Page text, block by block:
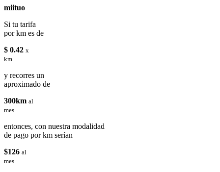
miituo
Si tu tarifa
por km es de
$ 0.42 x
km
y recorres un
aproximado de
300km al
mes
entonces, con nuestra modalidad
de pago por km serían
$126 al
mes